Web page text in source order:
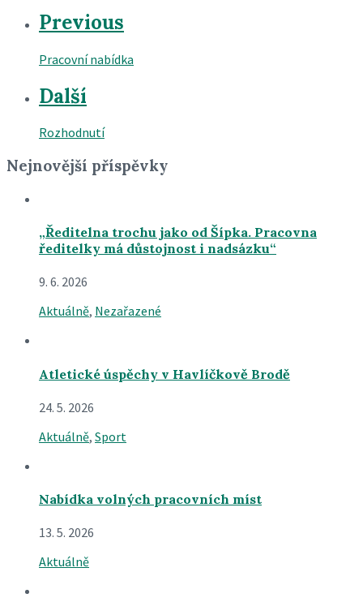
Previous
Pracovní nabídka
Další
Rozhodnutí
Nejnovější příspěvky
„Ředitelna trochu jako od Šípka. Pracovna
ředitelky má důstojnost i nadsázku“
9. 6. 2026
Aktuálně, Nezařazené
Atletické úspěchy v Havlíčkově Brodě
24. 5. 2026
Aktuálně, Sport
Nabídka volných pracovních míst
13. 5. 2026
Aktuálně